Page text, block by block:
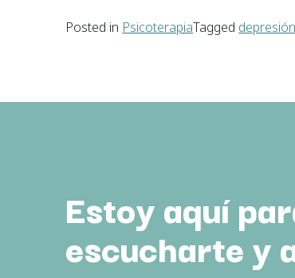
Posted in PsicoterapiaTagged depresión
Estoy aquí
escucharte y